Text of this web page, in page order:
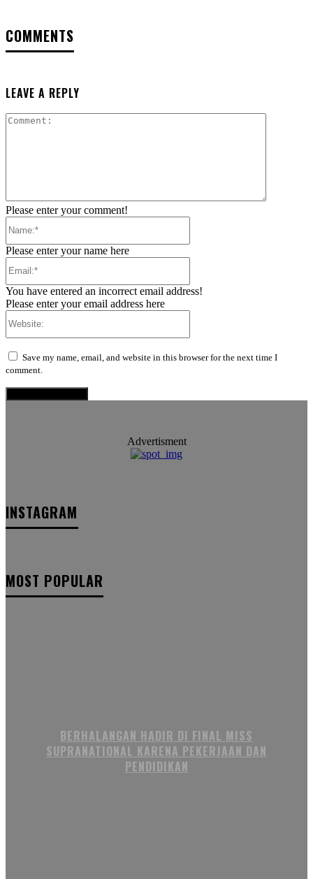
COMMENTS
LEAVE A REPLY
Please enter your comment!
Please enter your name here
You have entered an incorrect email address!
Please enter your email address here
Save my name, email, and website in this browser for the next time I
comment.
Advertisment
INSTAGRAM
MOST POPULAR
BERHALANGAN HADIR DI FINAL MISS
SUPRANATIONAL KARENA PEKERJAAN DAN
PENDIDIKAN